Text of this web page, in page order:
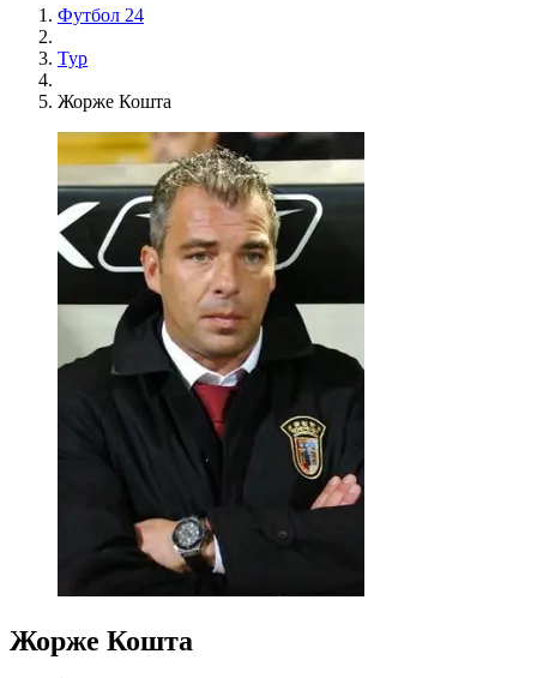
Футбол 24
Тур
Жорже Кошта
Жорже Кошта